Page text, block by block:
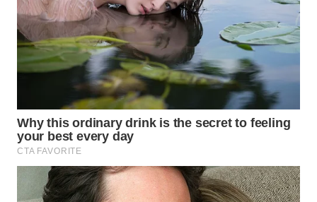
LIKUPANG
LABUANBAJO
WN
BORNEO